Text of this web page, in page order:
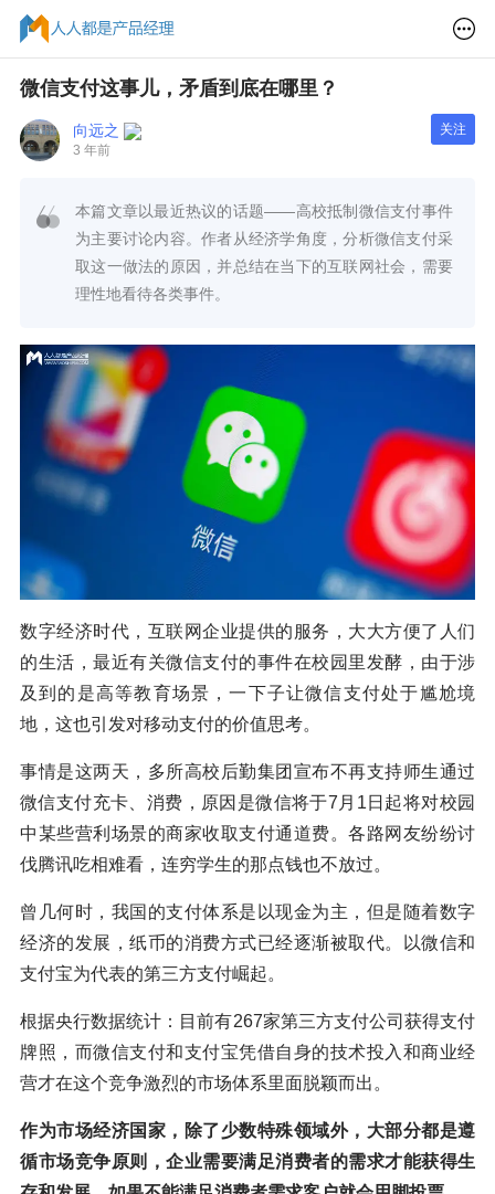
微信支付这事儿，矛盾到底在哪里？
向远之
3 年前
关注
本篇文章以最近热议的话题——高校抵制微信支付事件
为主要讨论内容。作者从经济学角度，分析微信支付采
取这一做法的原因，并总结在当下的互联网社会，需要
理性地看待各类事件。
数字经济时代，互联网企业提供的服务，大大方便了人们
的生活，最近有关微信支付的事件在校园里发酵，由于涉
及到的是高等教育场景，一下子让微信支付处于尴尬境
地，这也引发对移动支付的价值思考。
事情是这两天，多所高校后勤集团宣布不再支持师生通过
微信支付充卡、消费，原因是微信将于7月1日起将对校园
中某些营利场景的商家收取支付通道费。各路网友纷纷讨
伐腾讯吃相难看，连穷学生的那点钱也不放过。
曾几何时，我国的支付体系是以现金为主，但是随着数字
经济的发展，纸币的消费方式已经逐渐被取代。以微信和
支付宝为代表的第三方支付崛起。
根据央行数据统计：目前有267家第三方支付公司获得支付
牌照，而微信支付和支付宝凭借自身的技术投入和商业经
营才在这个竞争激烈的市场体系里面脱颖而出。
作为市场经济国家，除了少数特殊领域外，大部分都是遵
循市场竞争原则，企业需要满足消费者的需求才能获得生